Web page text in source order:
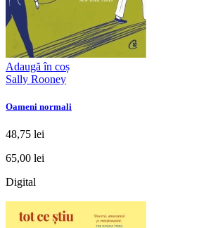
Adaugă în coș
Sally Rooney
Oameni normali
48,75 lei
65,00 lei
Digital